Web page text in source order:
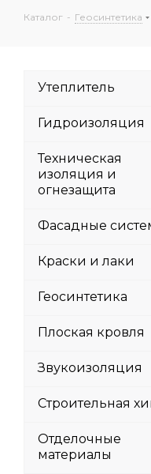
Каталог - Геосинтетика
Утеплитель
Гидроизоляция
Техническая
изоляция и
огнезащита
Фасадные
Краски и лаки
Геосинтетика
Плоская кровля
Звукоизоляция
Строительная
Отделочные
материалы